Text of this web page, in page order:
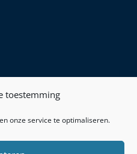
toestemming
onze service te optimaliseren.